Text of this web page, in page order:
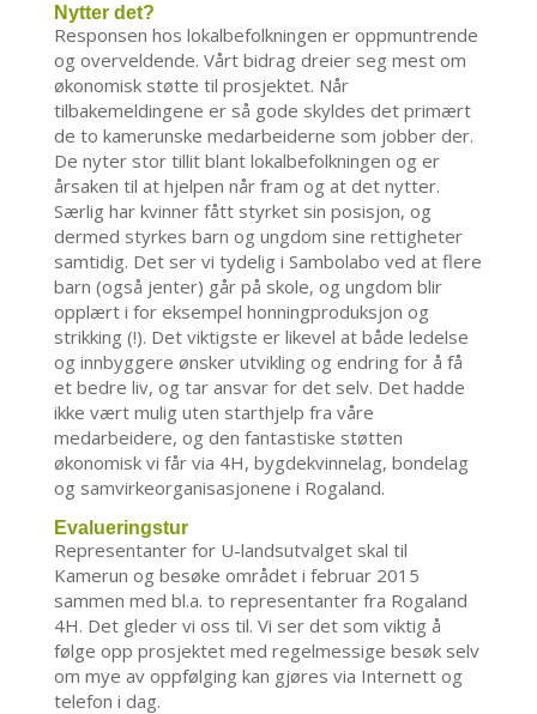
Nytter det?
Responsen hos lokalbefolkningen er oppmuntrende
og overveldende. Vårt bidrag dreier seg mest om
økonomisk støtte til prosjektet. Når
tilbakemeldingene er så gode skyldes det primært
de to kamerunske medarbeiderne som jobber der.
De nyter stor tillit blant lokalbefolkningen og er
årsaken til at hjelpen når fram og at det nytter.
Særlig har kvinner fått styrket sin posisjon, og
dermed styrkes barn og ungdom sine rettigheter
samtidig. Det ser vi tydelig i Sambolabo ved at flere
barn (også jenter) går på skole, og ungdom blir
opplært i for eksempel honningproduksjon og
strikking (!). Det viktigste er likevel at både ledelse
og innbyggere ønsker utvikling og endring for å få
et bedre liv, og tar ansvar for det selv. Det hadde
ikke vært mulig uten starthjelp fra våre
medarbeidere, og den fantastiske støtten
økonomisk vi får via 4H, bygdekvinnelag, bondelag
og samvirkeorganisasjonene i Rogaland.
Evalueringstur
Representanter for U-landsutvalget skal til
Kamerun og besøke området i februar 2015
sammen med bl.a. to representanter fra Rogaland
4H. Det gleder vi oss til. Vi ser det som viktig å
følge opp prosjektet med regelmessige besøk selv
om mye av oppfølging kan gjøres via Internett og
telefon i dag.